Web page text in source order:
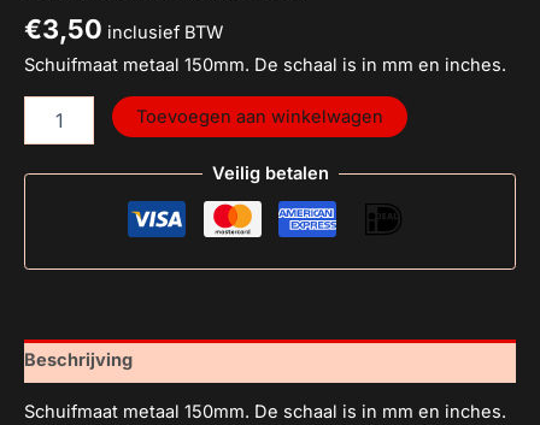
€3,50 inclusief BTW
Schuifmaat metaal 150mm. De schaal is in mm en inches.
Toevoegen aan winkelwagen
Veilig betalen
Beschrijving
Schuifmaat metaal 150mm. De schaal is in mm en inches.